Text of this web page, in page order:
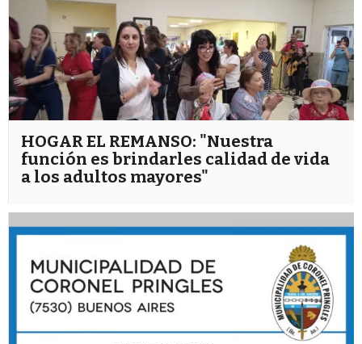
HOGAR EL REMANSO: "Nuestra
función es brindarles calidad de vida
a los adultos mayores"